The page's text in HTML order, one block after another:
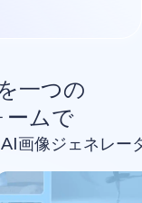
一つの
ームで
AI画像ジェネレー